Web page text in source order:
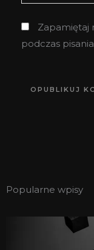
Zapamiętaj
podczas
Popularne wpisy